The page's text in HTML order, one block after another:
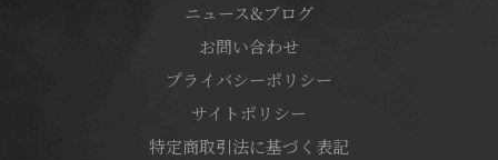
ニュース&ブログ
お問い合わせ
プライバシーポリシー
サイトポリシー
特定商取引法に基づく表記